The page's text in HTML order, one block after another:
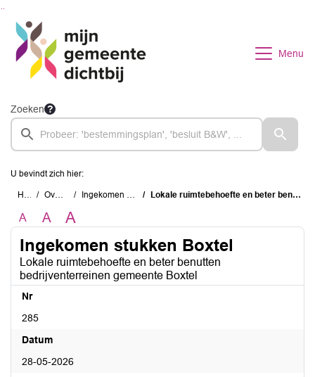
Menu
Zoeken
U bevindt zich hier:
Home Overzichten Ingekomen stukken Boxtel Lokale ruimtebehoefte en beter benutten bedrijventerreinen gemeente Boxtel
A A A
Ingekomen stukken Boxtel
Lokale ruimtebehoefte en beter benutten
bedrijventerreinen gemeente Boxtel
Nr
285
Datum
28-05-2026